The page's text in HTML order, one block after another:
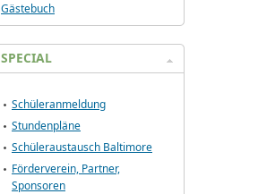
Gästebuch
SPECIAL
Schüleranmeldung
Stundenpläne
Schüleraustausch Baltimore
Förderverein, Partner,
Sponsoren